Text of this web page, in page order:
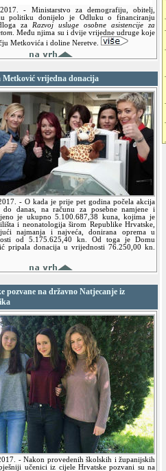
- Ministarstvo za demografiju, obitelj,
politiku donijelo je Odluku o financiranju
za Razvoj usluge osobne asistencije za
. Među njima su i dvije vrijedne udruge koje
Metkovića i doline Neretve.
vrijedna donacija
- O kada je prije pet godina počela akcija
danas, na računu za posebne namjene i
je ukupno 5.100.687,38 kuna, kojima je
i neonatologija širom Republike Hrvatske,
najmanja i najveća, donirana oprema u
od 5.175.625,40 kn. Od toga je Domu
pripala donacija u vrijednosti 76.250,00 kn.
pozvane na državno Natjecanje iz
- Nakon provedenih školskih i županijskih
učenici iz cijele Hrvatske pozvani su na